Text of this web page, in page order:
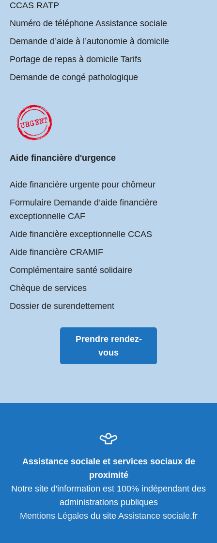
CCAS RATP
Numéro de téléphone Assistance sociale
Demande d’aide à l’autonomie à domicile
Portage de repas à domicile Tarifs
Demande de congé pathologique
Aide financière d'urgence
Aide financière urgente pour chômeur
Formulaire Demande d’aide financière
exceptionnelle CAF
Aide financière exceptionnelle CCAS
Aide financière CRAMIF
Complémentaire santé solidaire
Chèque de services
Dossier de surendettement
Prendre rendez-
vous
Assistance sociale et services sociaux de
proximité
Notre site d'information est 100% indépendant des
administrations publiques
Mentions Légalesdu site Assistance sociale.fr